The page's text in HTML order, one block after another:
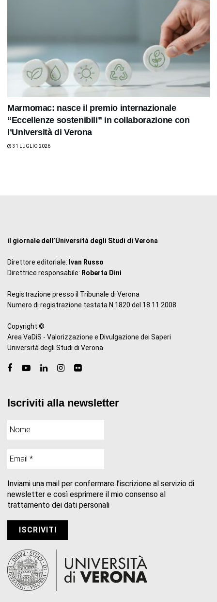
Marmomac: nasce il premio internazionale
“Eccellenze sostenibili” in collaborazione con
l’Università di Verona
31 LUGLIO 2026
il giornale dell’Università degli Studi di Verona
Direttore editoriale: Ivan Russo
Direttrice responsabile: Roberta Dini
Registrazione presso il Tribunale di Verona
Numero di registrazione testata N.1820 del 18.11.2008
Copyright ©
Area VaDiS - Valorizzazione e Divulgazione dei Saperi
Università degli Studi di Verona
Iscriviti alla newsletter
Inviami una mail per confermare l’iscrizione al servizio di
newsletter e così esprimere il mio consenso al
trattamento dei dati personali